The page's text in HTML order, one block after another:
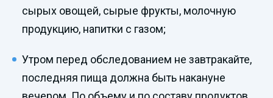
сырых овощей, сырые фрукты, молочную
продукцию, напитки с газом;
Утром перед обследованием не завтракайте,
последняя пища должна быть накануне